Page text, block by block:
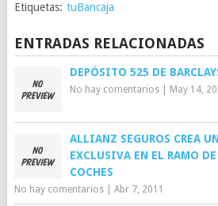
Etiquetas: tuBancaja
ENTRADAS RELACIONADAS
DEPÓSITO 525 DE
No hay comentarios| May 14,
ALLIANZ SEGUROS CREA
EXCLUSIVA EN EL RAMO
COCHES
No hay comentarios| Abr 7, 2011